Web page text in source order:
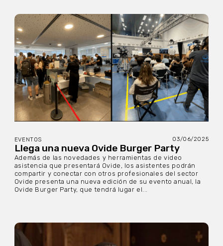
EVENTOS 03/06/2025
Llega una nueva Ovide Burger Party
Además de las novedades y herramientas de video
asistencia que presentará Ovide, los asistentes podrán
compartir y conectar con otros profesionales del sector
Ovide presenta una nueva edición de su evento anual, la
Ovide Burger Party, que tendrá lugar el...